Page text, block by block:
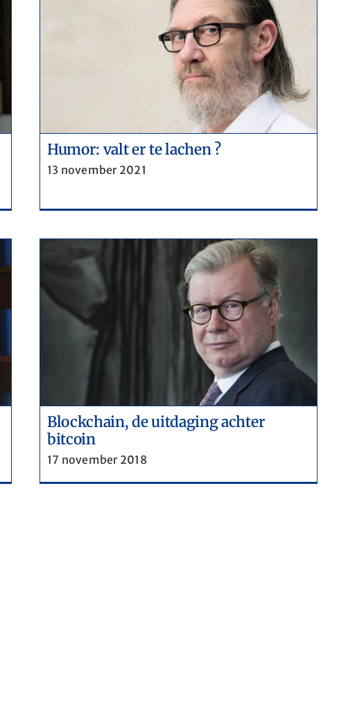
Humor: valt er te lachen ?
13 november 2021
Blockchain, de uitdaging achter
bitcoin
17 november 2018